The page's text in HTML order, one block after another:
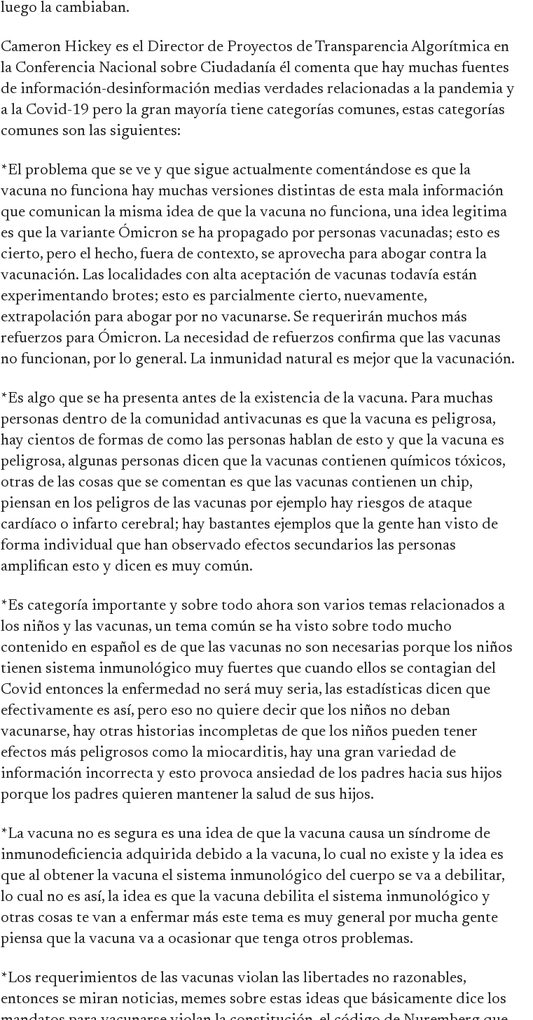
luego la cambiaban.
Cameron Hickey es el Director de Proyectos de Transparencia Algorítmica en
la Conferencia Nacional sobre Ciudadanía él comenta que hay muchas fuentes
de información-desinformación medias verdades relacionadas a la pandemia y
a la Covid-19 pero la gran mayoría tiene categorías comunes, estas categorías
comunes son las siguientes:
*El problema que se ve y que sigue actualmente comentándose es que la
vacuna no funciona hay muchas versiones distintas de esta mala información
que comunican la misma idea de que la vacuna no funciona, una idea legitima
es que la variante Ómicron se ha propagado por personas vacunadas; esto es
cierto, pero el hecho, fuera de contexto, se aprovecha para abogar contra la
vacunación. Las localidades con alta aceptación de vacunas todavía están
experimentando brotes; esto es parcialmente cierto, nuevamente,
extrapolación para abogar por no vacunarse. Se requerirán muchos más
refuerzos para Ómicron. La necesidad de refuerzos confirma que las vacunas
no funcionan, por lo general. La inmunidad natural es mejor que la vacunación.
*Es algo que se ha presenta antes de la existencia de la vacuna. Para muchas
personas dentro de la comunidad antivacunas es que la vacuna es peligrosa,
hay cientos de formas de como las personas hablan de esto y que la vacuna es
peligrosa, algunas personas dicen que la vacunas contienen químicos tóxicos,
otras de las cosas que se comentan es que las vacunas contienen un chip,
piensan en los peligros de las vacunas por ejemplo hay riesgos de ataque
cardíaco o infarto cerebral; hay bastantes ejemplos que la gente han visto de
forma individual que han observado efectos secundarios las personas
amplifican esto y dicen es muy común.
*Es categoría importante y sobre todo ahora son varios temas relacionados a
los niños y las vacunas, un tema común se ha visto sobre todo mucho
contenido en español es de que las vacunas no son necesarias porque los niños
tienen sistema inmunológico muy fuertes que cuando ellos se contagian del
Covid entonces la enfermedad no será muy seria, las estadísticas dicen que
efectivamente es así, pero eso no quiere decir que los niños no deban
vacunarse, hay otras historias incompletas de que los niños pueden tener
efectos más peligrosos como la miocarditis, hay una gran variedad de
información incorrecta y esto provoca ansiedad de los padres hacia sus hijos
porque los padres quieren mantener la salud de sus hijos.
*La vacuna no es segura es una idea de que la vacuna causa un síndrome de
inmunodeficiencia adquirida debido a la vacuna, lo cual no existe y la idea es
que al obtener la vacuna el sistema inmunológico del cuerpo se va a debilitar,
lo cual no es así, la idea es que la vacuna debilita el sistema inmunológico y
otras cosas te van a enfermar más este tema es muy general por mucha gente
piensa que la vacuna va a ocasionar que tenga otros problemas.
*Los requerimientos de las vacunas violan las libertades no razonables,
entonces se miran noticias, memes sobre estas ideas que básicamente dice los